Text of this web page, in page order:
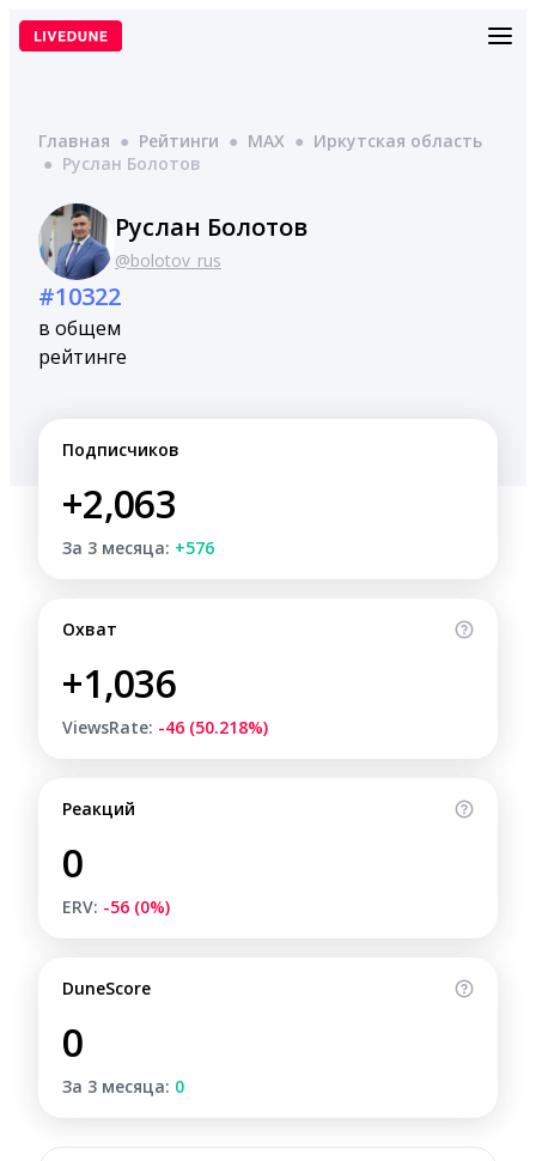
Перейти
Главная ● Рейтинги ● MAX ● Иркутская область
● Руслан Болотов
Руслан Болотов
@bolotov_rus
#10322
в общем
рейтинге
Подписчиков
+2,063
За 3 месяца: +576
Охват
+1,036
ViewsRate: -46 (50.218%)
Реакций
0
ERV: -56 (0%)
DuneScore
0
За 3 месяца: 0